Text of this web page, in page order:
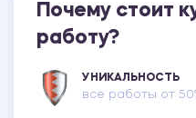
Почему стоит
работу?
УНИКАЛЬНОСТЬ
все работы от